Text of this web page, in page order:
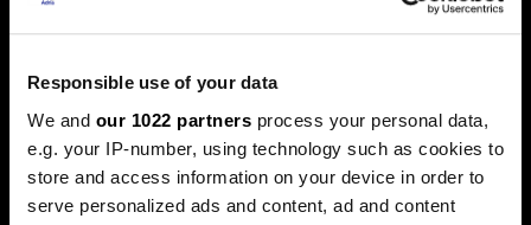
Responsible use of your data
We and our 1022 partners process your personal data,
e.g. your IP-number, using technology such as cookies to
store and access information on your device in order to
serve personalized ads and content, ad and content
Ljeto na burzama: Psihologija
ulagača kao najveći neprijatelj
najmanjom volatilnošću na burzama.